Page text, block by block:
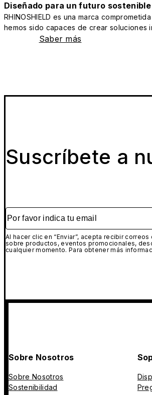
Diseñado para un futuro sostenible
RHINOSHIELD es una marca
hemos sido capaces de crear soluciones
Saber más
Suscríbete a
Por favor indica tu email
Al hacer clic en “Enviar”, acepta recibir
sobre productos, eventos promocionales,
cualquier momento. Para obtener más
Sobre Nosotros
Sobre Nosotros
Sostenibilidad